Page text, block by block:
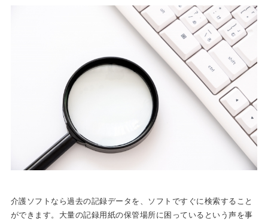
介護ソフトなら過去の記録データを、ソフトですぐに検索すること
ができます。大量の記録用紙の保管場所に困っているという声を事